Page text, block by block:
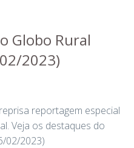
Globo Rural
2023)
reportagem especial
Veja os destaques do
02/2023)